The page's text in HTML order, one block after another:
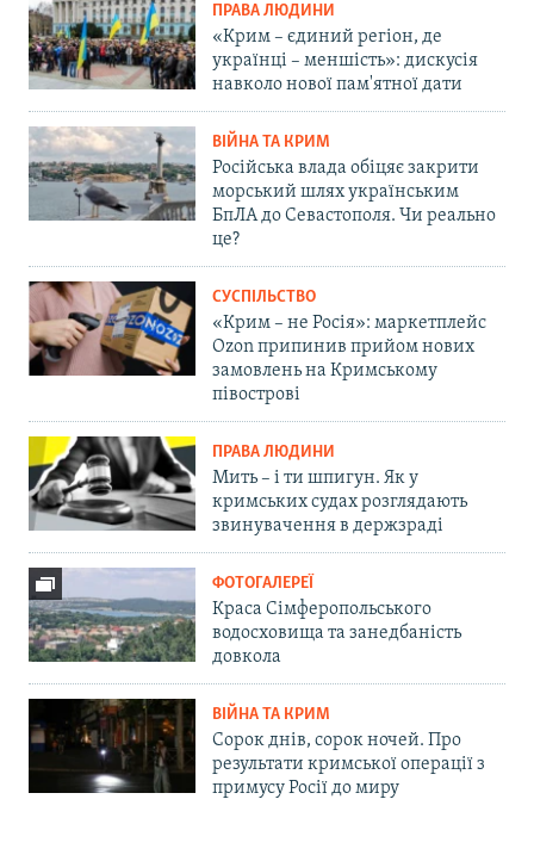
ПРАВА ЛЮДИНИ
«Крим – єдиний регіон, де
українці – меншість»: дискусія
навколо нової пам'ятної дати
ВІЙНА ТА КРИМ
Російська влада обіцяє закрити
морський шлях українським
БпЛА до Севастополя. Чи реально
це?
СУСПІЛЬСТВО
«Крим – не Росія»: маркетплейс
Ozon припинив прийом нових
замовлень на Кримському
півострові
ПРАВА ЛЮДИНИ
Мить – і ти шпигун. Як у
кримських судах розглядають
звинувачення в держзраді
ФОТОГАЛЕРЕЇ
Краса Сімферопольського
водосховища та занедбаність
довкола
ВІЙНА ТА КРИМ
Сорок днів, сорок ночей. Про
результати кримської операції з
примусу Росії до миру